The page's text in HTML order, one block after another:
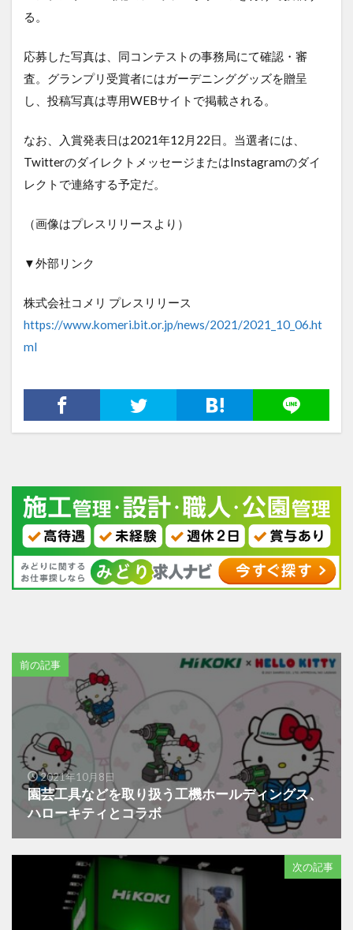
る。
応募した写真は、同コンテストの事務局にて確認・審
査。グランプリ受賞者にはガーデニンググッズを贈呈
し、投稿写真は専用WEBサイトで掲載される。
なお、入賞発表日は2021年12月22日。当選者には、
TwitterのダイレクトメッセージまたはInstagramのダイ
レクトで連絡する予定だ。
（画像はプレスリリースより）
▼外部リンク
株式会社コメリ プレスリリース
https://www.komeri.bit.or.jp/news/2021/2021_10_06.ht
ml
前の記事
2021年10月8日
園芸工具などを取り扱う工機ホールディングス、
ハローキティとコラボ
次の記事